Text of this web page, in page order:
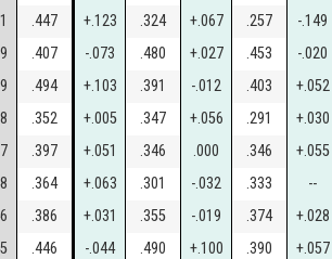
.447 +.123 .324 +.067 .257 -.149
.407 -.073 .480 +.027 .453 -.020
.494 +.103 .391 -.012 .403 +.052
.352 +.005 .347 +.056 .291 +.030
.397 +.051 .346 .000 .346 +.055
.364 +.063 .301 -.032 .333 --
.386 +.031 .355 -.019 .374 +.028
.446 -.044 .490 +.100 .390 +.057